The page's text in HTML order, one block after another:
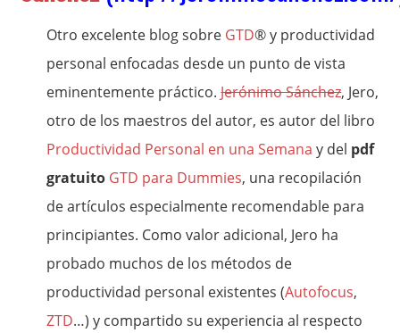
Otro excelente blog sobre GTD® y productividad
personal enfocadas desde un punto de vista
eminentemente práctico.Jerónimo Sánchez, Jero,
otro de los maestros del autor, es autor del libro
Productividad Personal en una Semana y del pdf
gratuito GTD para Dummies, una recopilación
de artículos especialmente recomendable para
principiantes. Como valor adicional, Jero ha
probado muchos de los métodos de
productividad personal existentes (Autofocus,
ZTD…) y compartido su experiencia al respecto